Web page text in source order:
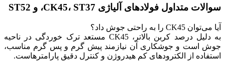
سوالات متداول فولادهای آلیاژی CK45، ST37، و ST52
آیا می‌توان CK45 را به‌ راحتی جوش داد؟
به دلیل درصد کربن بالاتر، CK45 مستعد ترک‌ خوردگی در ناحیه
جوش است و جوشکاری آن نیازمند پیش‌ گرم و پس‌ گرم مناسب،
استفاده از الکترودهای کم‌ هیدروژن و کنترل دقیق پارامترهاست.